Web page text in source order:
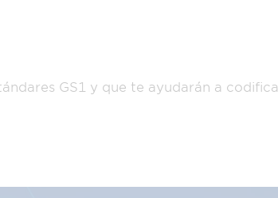
GS1 y que te ayudarán a